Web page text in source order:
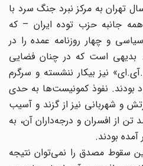
به مرکز نبرد جنگ سرد با
جانبه حزب توده ایران – که
و چهار روزنامه عمده را در
است که در چنان فضایی
نیز بیکار ننشسته و سرگرم
نفوذ کمونیست‌ها به حدی
و شهربانی نیز از گزند و آسیب
از افسران و درجه‌داران آن‌، به
بودند.
مصدق را نمی‌توان نتیجه